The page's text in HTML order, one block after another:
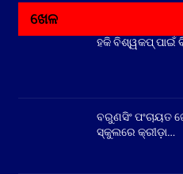
ଖେଳ
ହକି ବିଶ୍ୱକପ୍ ପାଇଁ
ବରୁଣସିଂ ପଂଚାୟତ
ସ୍କୁଲରେ କ୍ରୀଡ଼ା…